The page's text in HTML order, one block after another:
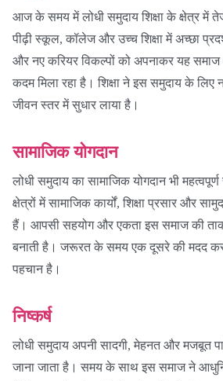
आज के समय में लोधी समुदाय शिक्षा के क्षेत्र में
पीढ़ी स्कूल, कॉलेज और उच्च शिक्षा में अच्छा
और नए करियर विकल्पों को अपनाकर यह
कदम मिला रहा है। शिक्षा ने इस समुदाय के
जीवन स्तर में सुधार लाया है।
सामाजिक योगदान
लोधी समुदाय का सामाजिक योगदान भी
क्षेत्रों में सामाजिक कार्यों, शिक्षा प्रसार और
हैं। आपसी सहयोग और एकता इस समाज की
बनाती है। जरूरत के समय एक दूसरे की मदद
पहचान है।
निष्कर्ष
लोधी समुदाय अपनी सादगी, मेहनत और मजबूत
जाना जाता है। समय के साथ इस समाज ने